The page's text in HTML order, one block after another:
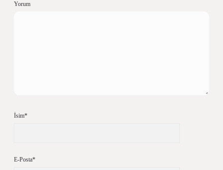
Yorum
İsim*
E-Posta*